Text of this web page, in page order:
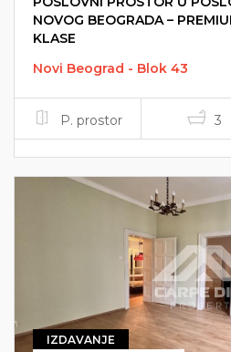
NOVOG BEOGRADA –
KLASE
Novi Beograd - Blok 43
P. prostor 3
IZDAVANJE